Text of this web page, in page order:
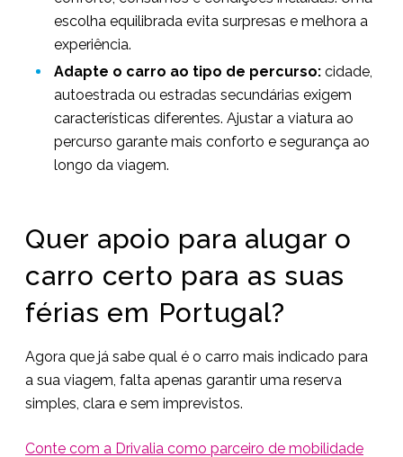
escolha equilibrada evita surpresas e melhora a
experiência.
Adapte o carro ao tipo de percurso: cidade,
autoestrada ou estradas secundárias exigem
características diferentes. Ajustar a viatura ao
percurso garante mais conforto e segurança ao
longo da viagem.
Quer apoio para alugar o
carro certo para as suas
férias em Portugal?
Agora que já sabe qual é o carro mais indicado para
a sua viagem, falta apenas garantir uma reserva
simples, clara e sem imprevistos.
Conte com a Drivalia como parceiro de mobilidade